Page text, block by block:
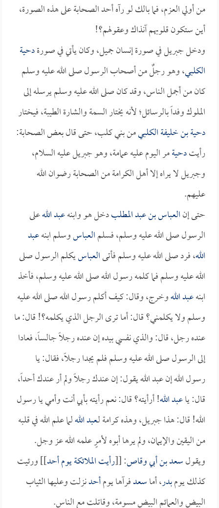
من أولي العزم، فما بالك لو رآه أحد الصحابة على هذه الصورة،
أين ستكون قلوبهم آنذاك وعقولهم؟!
ودخل جبريل في صورة إنسان جميل، وكان يأتي في صورةدحية
الكلبي، وهو رجلٌ من أصحاب الرسول صلى الله عليه وسلم
كان من أجمل الناس، وقد كان صلى الله عليه وسلم يرسله إلى
الملوك وفداً بالرسائل؛ لأنه يختار السمة والشارة الطيبة، فيختار
دحية بن خليفة الكلبيمن بني كلب، حتى قال بعض الصحابة:
رأيتدحيةمر اليوم عليه عمامة، وهو جبريل عليه السلام،
وجبريل لا يراه إلا أهل الكرامة من الصحابة رضوان الله
عليهم.
حتى إنالعباس بن عبد المطلبدخل هو وابنهعبد اللهعلى
الرسول صلى الله عليه وسلم، فسلمالعباسوسلم ابنهعبد
الله، فرد صلى الله عليه وسلم فأتىالعباسيكلم الرسول صلى
الله عليه وسلم فما كلمه رسول الله صلى الله عليه وسلم، فأخذ
ابنهعبد اللهوخرج، وقال: كيف أكلم رسول الله صلى الله عليه
وسلم ولا يكلمني؟ قال: أما ترى الرجل الذي يكلمه؟! قال: ما
عنده رجل، قال: والذي نفسي بيده إن عنده رجلاً جالساً، فعادا
إلى الرسول صلى الله عليه وسلم فلم يجدا رجلاً، فقال: يا
رسول الله إن عبد الله يقول: إن عندك رجلاً ولم أر عندك أحداً،
قال: ياعبد الله! أرأيته؟ قال: نعم رأيته بأبي أنت وأمي يا رسول
الله! قال: هذا جبريل، وهذه كرامة لـعبد اللهلما علم الله في قلبه
من اليقين والإيمان، ولم يرها أبوه لأمرٍ علمه الله عز وجل.
ويقولسعد بن أبي وقاص: [[رأيت الملائكة يومأحد]] ورئيت
كذلك يومبدر، أماسعدفرآها يومأحدنزلت وعليها الثياب
البيض والعمائم البيض مسومة، وقاتلت مع الناس.